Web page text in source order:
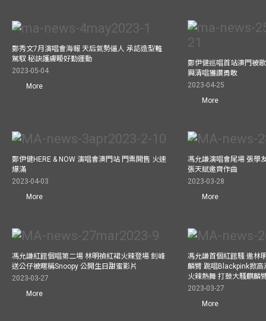
鄭秀文7月演唱會海報 天后氣勢逼人 承認造型難
駕馭 秘訣護膚睡好勤運動
2023-05-04
More
鄭伊健巡唱首站澳門被
興清唱獲讚勇敢
2023-04-25
More
鄭伊健HERE & NOW 演唱會澳門站 門票開售 火速
爆滿
2023-04-03
More
馮允謙演唱會尾場 張學
張天賦邀齊作曲
2023-03-28
More
馮允謙紅館個唱第二場 林明禎紅裙火辣登場 釗峰
送公仔被暱稱Snoopy 公開生日甜蜜影片
2023-03-27
More
馮允謙首個紅館騷 邀林
麟臂 跳唱Blackpink掀
火辣熱舞 打鼓大騷麒麟
2023-03-27
More